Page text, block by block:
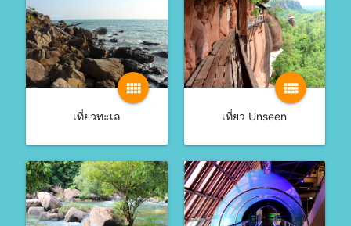
view_comfy
เที่ยวทะเล
view_comfy
เที่ยว Unseen